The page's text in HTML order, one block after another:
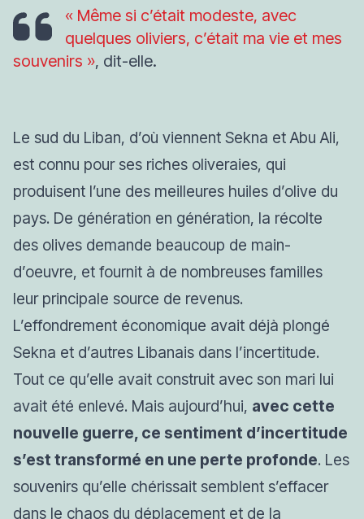
« Même si c’était modeste, avec
quelques oliviers, c’était ma vie et mes
souvenirs », dit-elle.
Le sud du Liban, d’où viennent Sekna et Abu Ali,
est connu pour ses riches oliveraies, qui
produisent l’une des meilleures huiles d’olive du
pays. De génération en génération, la récolte
des olives demande beaucoup de main-
d’oeuvre, et fournit à de nombreuses familles
leur principale source de revenus.
L’effondrement économique avait déjà plongé
Sekna et d’autres Libanais dans l’incertitude.
Tout ce qu’elle avait construit avec son mari lui
avait été enlevé. Mais aujourd’hui, avec cette
nouvelle guerre, ce sentiment d’incertitude
s’est transformé en une perte profonde. Les
souvenirs qu’elle chérissait semblent s’effacer
dans le chaos du déplacement et de la